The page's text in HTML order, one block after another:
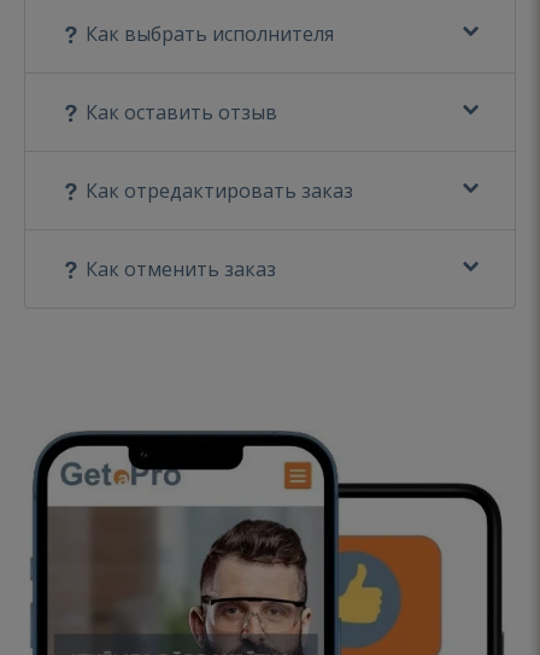
Как выбрать исполнителя
Как оставить отзыв
Как отредактировать заказ
Как отменить заказ